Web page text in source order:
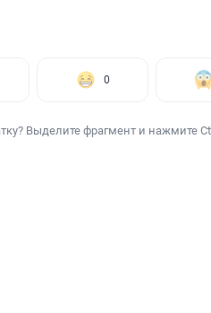
0
Выделите фрагмент и нажмите